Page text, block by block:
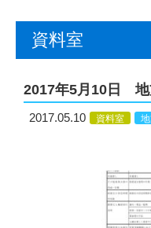
資料室
2017年5月10日 地
2017.05.10 資料室